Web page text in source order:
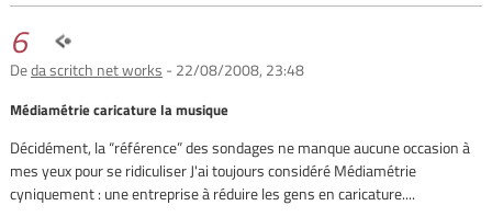
6
Deda scritch net works - 22/08/2008, 23:48
Médiamétrie caricature la musique
Décidément, la “référence” des sondages ne manque aucune occasion à
mes yeux pour se ridiculiser J'ai toujours considéré Médiamétrie
cyniquement : une entreprise à réduire les gens en caricature....